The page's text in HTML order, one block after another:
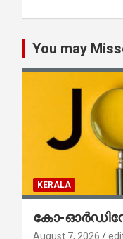
You may
KERALA
കോ-
August 7, 2026